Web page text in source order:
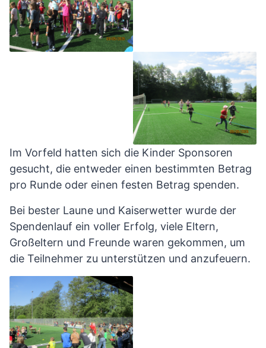
Im Vorfeld hatten sich die Kinder Sponsoren
gesucht, die entweder einen bestimmten Betrag
pro Runde oder einen festen Betrag spenden.
Bei bester Laune und Kaiserwetter wurde der
Spendenlauf ein voller Erfolg, viele Eltern,
Großeltern und Freunde waren gekommen, um
die Teilnehmer zu unterstützen und anzufeuern.